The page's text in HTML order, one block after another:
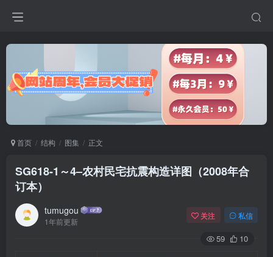
首页 结构 图集 正文
SG618-1～4–农村民宅抗震构造详图（2008年合
订本）
tumugou
1年前更新
关注 私信
59 10